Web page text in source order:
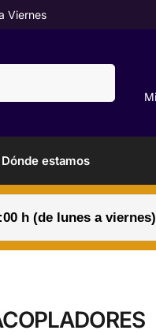
Viernes
estamos
h (de lunes a viernes)